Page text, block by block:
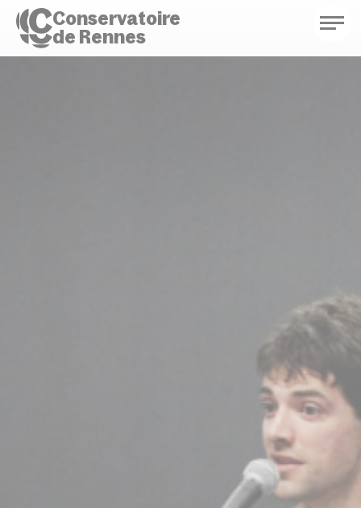
Conservatoire
de Rennes